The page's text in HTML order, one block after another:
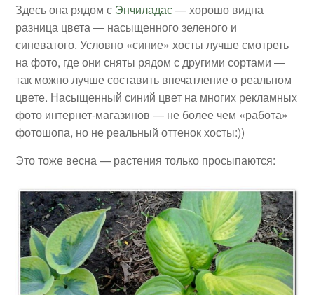
Здесь она рядом с Энчиладас— хорошо видна
разница цвета — насыщенного зеленого и
синеватого. Условно «синие» хосты лучше смотреть
на фото, где они сняты рядом с другими сортами —
так можно лучше составить впечатление о реальном
цвете. Насыщенный синий цвет на многих рекламных
фото интернет-магазинов — не более чем «работа»
фотошопа, но не реальный оттенок хосты:))
Это тоже весна — растения только просыпаются: